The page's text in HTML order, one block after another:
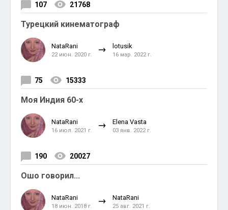
107 21768
Турецкий кинематограф
NataRani
22 июн. 2020 г.
lotusik
16 мар. 2022 г.
75 15333
Моя Индия 60-х
NataRani
16 июл. 2021 г.
Elena Vasta
03 янв. 2022 г.
190 20027
Ошо говорил...
NataRani
18 июн. 2018 г.
NataRani
25 авг. 2021 г.